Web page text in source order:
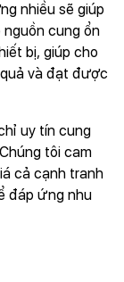
nhiều sẽ giúp
nguồn cung ổn
bị, giúp cho
và đạt được
uy tín cung
tôi cam
cả cạnh tranh
đáp ứng nhu